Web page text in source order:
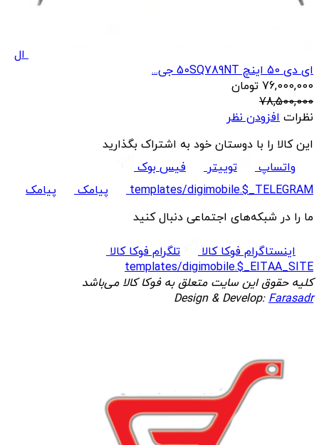
ال
ای دی 50 اینچ 50SQ789NT جی...
76,000,000 تومان
78,500,000
نظرات افزودن نظر
این کالا را با دوستان خود به اشتراک بگذارید
واتساپ
توییتر
فیس بوک
templates/digimobile.$_TELEGRAM
پیامک
پیامک
ما را در شبکه‌های اجتماعی دنبال کنید
اینستاگرام فوکا کالا
تلگرام فوکا کالا
templates/digimobile.$_EITAA_SITE
کلیه حقوق این سایت متعلق به فوکا کالا می‌باشد
Design & Develop:Farasadr